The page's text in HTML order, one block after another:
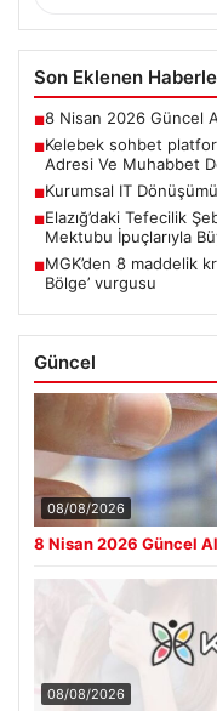
Son Eklenen
■8 Nisan 2026 Güncel
■Kelebek sohbet
Adresi Ve Muhabbet
■Kurumsal IT
■Elazığ’daki Tefecilik
Mektubu İpuçlarıyla
■MGK’den 8 maddelik
Bölge’ vurgusu
Güncel
08/08/2026
8 Nisan 2026 Güncel
08/08/2026